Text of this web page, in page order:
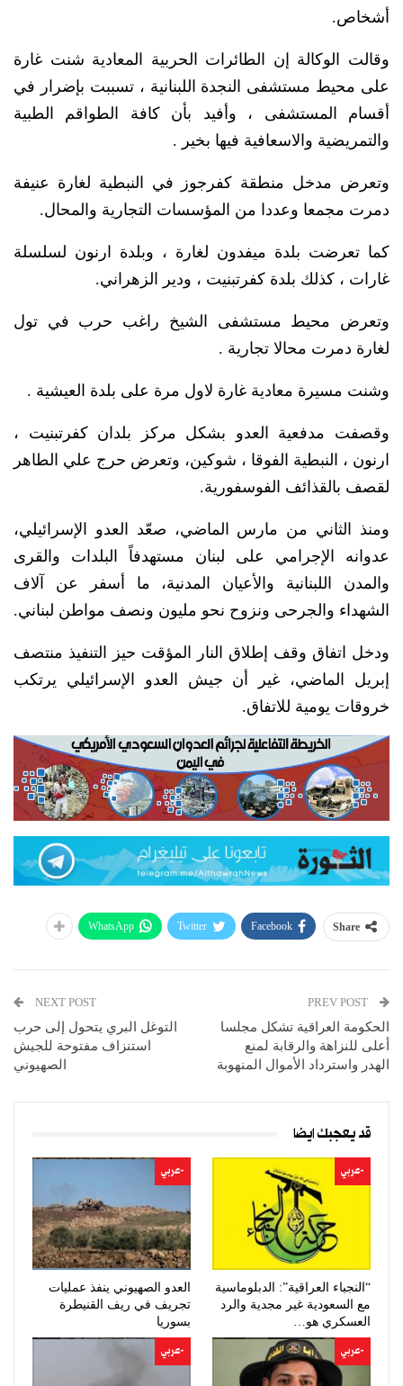
أشخاص.
وقالت الوكالة إن الطائرات الحربية المعادية شنت غارة
على محيط مستشفى النجدة اللبنانية ، تسببت بإضرار في
أقسام المستشفى ، وأفيد بأن كافة الطواقم الطبية
والتمريضية والاسعافية فيها بخير .
وتعرض مدخل منطقة كفرجوز في النبطية لغارة عنيفة
دمرت مجمعا وعددا من المؤسسات التجارية والمحال.
كما تعرضت بلدة ميفدون لغارة ، وبلدة ارنون لسلسلة
غارات ، كذلك بلدة كفرتبنيت ، ودير الزهراني.
وتعرض محيط مستشفى الشيخ راغب حرب في تول
لغارة دمرت محالا تجارية .
وشنت مسيرة معادية غارة لاول مرة على بلدة العيشية .
وقصفت مدفعية العدو بشكل مركز بلدان كفرتبنيت ،
ارنون ، النبطية الفوقا ، شوكين، وتعرض حرج علي الطاهر
لقصف بالقذائف الفوسفورية.
ومنذ الثاني من مارس الماضي، صعّد العدو الإسرائيلي،
عدوانه الإجرامي على لبنان مستهدفاً البلدات والقرى
والمدن اللبنانية والأعيان المدنية، ما أسفر عن آلاف
الشهداء والجرحى ونزوح نحو مليون ونصف مواطن لبناني.
ودخل اتفاق وقف إطلاق النار المؤقت حيز التنفيذ منتصف
إبريل الماضي، غير أن جيش العدو الإسرائيلي يرتكب
خروقات يومية للاتفاق.
Share
Facebook
Twitter
WhatsApp
الحكومة العراقية تشكل مجلسا
أعلى للنزاهة والرقابة لمنع
الهدر واسترداد الأموال المنهوبة
NEXT POST
التوغل البري يتحول إلى حرب
استنزاف مفتوحة للجيش
الصهيوني
قد يعجبك ايضا
-عربي
“النجباء العراقية”: الدبلوماسية
مع السعودية غير مجدية والرد
العسكري هو…
-عربي
العدو الصهيوني ينفذ عمليات
تجريف في ريف القنيطرة
بسوريا
-عربي -عربي